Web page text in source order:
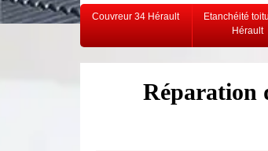
Couvreur 34 Hérault
Etanchéité
Hérault
Réparation